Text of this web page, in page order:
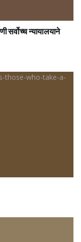
सर्वोच्च न्यायालयाने